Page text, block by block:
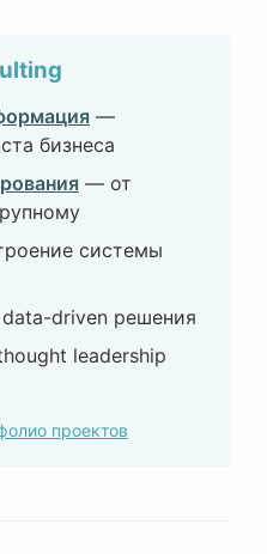
—
бизнеса
— от
системы
driven решения
leadership
проектов